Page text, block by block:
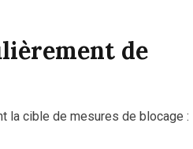
de
la cible de mesures de blocage :